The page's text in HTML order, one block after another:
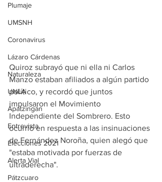
Plumaje
UMSNH
Coronavirus
Lázaro Cárdenas
Naturaleza
UNLA
Apatzingán
Entrevista
Elecciones 2021
Alerta Vial
Pátzcuaro
Quiroz subrayó que ni ella ni Carlos
Manzo estaban afiliados a algún partido
político, y recordó que juntos
impulsaron el Movimiento
Independiente del Sombrero. Esto
ocurrió en respuesta a las insinuaciones
de Fernández Noroña, quien alegó que
"estaba motivada por fuerzas de
ultraderecha".